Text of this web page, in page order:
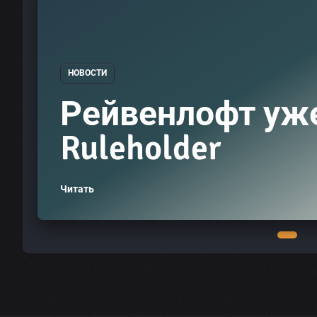
НОВОСТИ
Рейвенлофт
Ruleholder
Читать